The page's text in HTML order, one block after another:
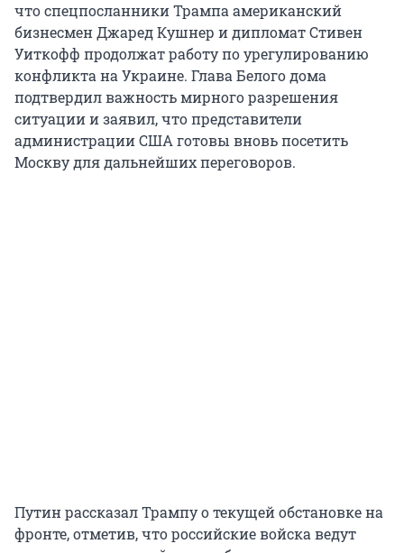
что спецпосланники Трампа американский
бизнесмен Джаред Кушнер и дипломат Стивен
Уиткофф продолжат работу по урегулированию
конфликта на Украине. Глава Белого дома
подтвердил важность мирного разрешения
ситуации и заявил, что представители
администрации США готовы вновь посетить
Москву для дальнейших переговоров.
Путин рассказал Трампу о текущей обстановке на
фронте, отметив, что российские войска ведут